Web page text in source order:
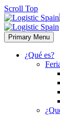
Scroll Top
Primary Menu
¿Qué es?